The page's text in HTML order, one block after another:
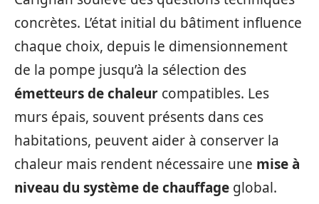
concrètes. L’état initial du bâtiment influence
chaque choix, depuis le dimensionnement
de la pompe jusqu’à la sélection des
émetteurs de chaleur compatibles. Les
murs épais, souvent présents dans ces
habitations, peuvent aider à conserver la
chaleur mais rendent nécessaire une mise à
niveau du système de chauffage global.